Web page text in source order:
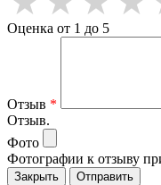
Оценка от 1 до 5
Отзыв *
Отзыв.
Фото
Фотографии к отзыву
Закрыть Отправить